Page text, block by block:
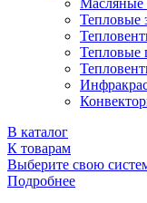
Масляные
Тепловые
Тепловые
В каталог
К товарам
Выберите свою
Подробнее